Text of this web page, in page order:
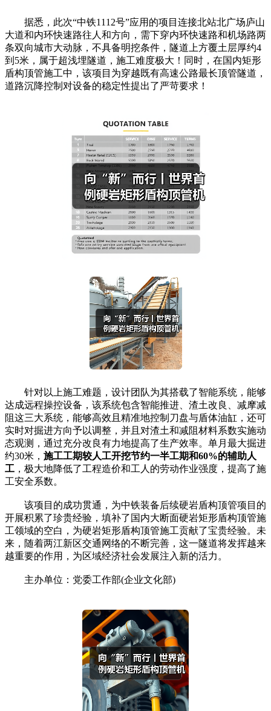
据悉，此次“中铁1112号”应用的项目连接北站北广场庐山
大道和内环快速路往人和方向，需下穿内环快速路和机场路两
条双向城市大动脉，不具备明挖条件，隧道上方覆土层厚约4
到5米，属于超浅埋隧道，施工难度极大！同时，在国内矩形
盾构顶管施工中，该项目为穿越既有高速公路最长顶管隧道，
道路沉降控制对设备的稳定性提出了严苛要求！
针对以上施工难题，设计团队为其搭载了智能系统，能够
达成远程操控设备，该系统包含智能推进、渣土改良、减摩减
阻这三大系统，能够高效且精准地控制刀盘与盾体油缸，还可
实时对掘进方向予以调整，并且对渣土和减阻材料系数实施动
态观测，通过充分改良有力地提高了生产效率。单月最大掘进
约30米， 施工工期较人工开挖节约一半工期和60%的辅助人
工 ，极大地降低了工程造价和工人的劳动作业强度，提高了施
工安全系数。
该项目的成功贯通，为中铁装备后续硬岩盾构顶管项目的
开展积累了珍贵经验，填补了国内大断面硬岩矩形盾构顶管施
工领域的空白，为硬岩矩形盾构顶管施工贡献了宝贵经验。未
来，随着两江新区交通网络的不断完善，这一隧道将发挥越来
越重要的作用，为区域经济社会发展注入新的活力。
主办单位：党委工作部(企业文化部)